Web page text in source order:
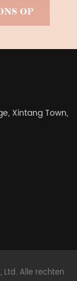
OP
Xintang Town,
Ltd. Alle rechten